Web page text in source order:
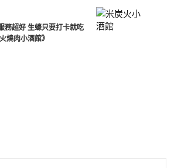
務超好 生蠔只要打卡就吃
燒肉小酒館》